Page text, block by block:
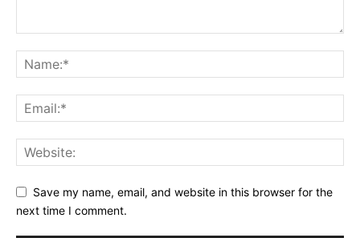
Save my name, email, and website in this browser for the
next time I comment.